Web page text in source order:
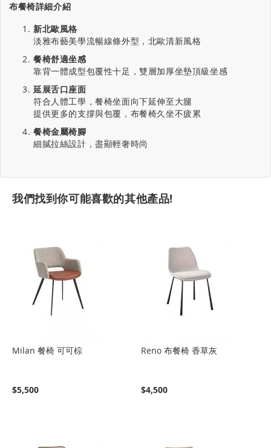
布餐椅詳細介紹
新北歐風格
淡雅布藝美學流暢線條外型，北歐清新風格
餐椅舒適坐感
靠背一體成型包覆性十足，雙層加厚坐墊頂級坐感
延展舌口座面
符合人體工學，餐椅坐面向下延伸至大腿
提供更多的支撐與包覆，布餐椅久坐不疲累
餐椅金屬椅腳
細膩拉絲設計，盡顯輕奢時尚
我們找到你可能喜歡的其他產品!
Milan 餐椅 可可棕
$5,500
Reno 布餐椅 香草灰
$4,500